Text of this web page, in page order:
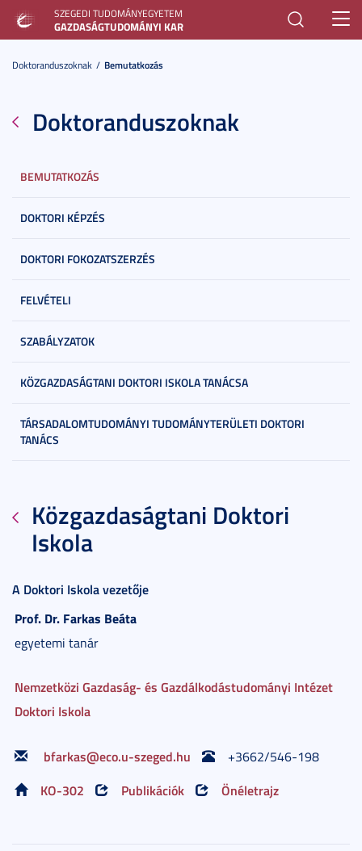
SZEGEDI TUDOMÁNYEGYETEM
GAZDASÁGTUDOMÁNYI KAR
Doktoranduszoknak Bemutatkozás
Doktoranduszoknak
BEMUTATKOZÁS
DOKTORI KÉPZÉS
DOKTORI FOKOZATSZERZÉS
FELVÉTELI
SZABÁLYZATOK
KÖZGAZDASÁGTANI DOKTORI ISKOLA TANÁCSA
TÁRSADALOMTUDOMÁNYI TUDOMÁNYTERÜLETI DOKTORI
TANÁCS
Közgazdaságtani Doktori
Iskola
A Doktori Iskola vezetője
Prof. Dr. Farkas Beáta
egyetemi tanár
Nemzetközi Gazdaság- és Gazdálkodástudományi Intézet
Doktori Iskola
bfarkas@eco.u-szeged.hu +3662/546-198
KO-302 Publikációk Önéletrajz